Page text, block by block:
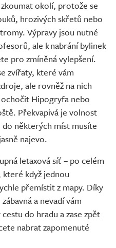
okolí, protože se
hrozivých skřetů nebo
Výpravy jsou nutné
ale k nabrání bylinek
pro zmíněná vylepšení.
zvířaty, které vám
ale rovněž na nich
Hipogryfa nebo
Překvapivá je volnost
některých míst musíte
najevo.
letaxová síť – po celém
když jednou
přemístit z mapy. Díky
a nevadí vám
do hradu a zase zpět
nabrat zapomenuté